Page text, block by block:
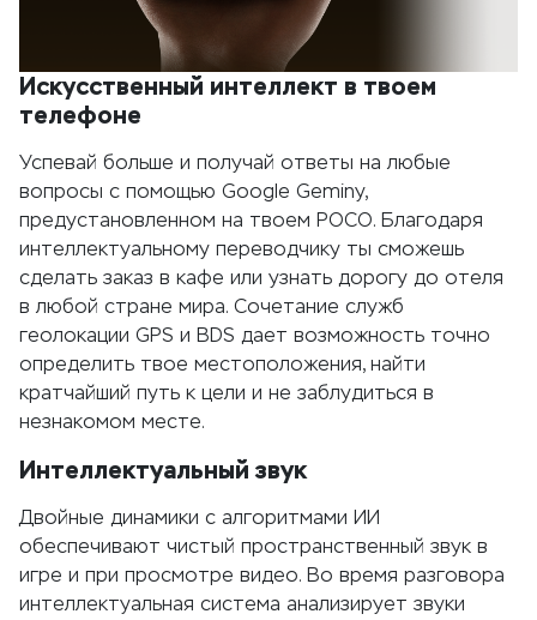
Искусственный интеллект в твоем
телефоне
Успевай больше и получай ответы на любые
вопросы с помощью Google Geminy,
предустановленном на твоем POCO. Благодаря
интеллектуальному переводчику ты сможешь
сделать заказ в кафе или узнать дорогу до отеля
в любой стране мира. Сочетание служб
геолокации GPS и BDS дает возможность точно
определить твое местоположения, найти
кратчайший путь к цели и не заблудиться в
незнакомом месте.
Интеллектуальный звук
Двойные динамики с алгоритмами ИИ
обеспечивают чистый пространственный звук в
игре и при просмотре видео. Во время разговора
интеллектуальная система анализирует звуки